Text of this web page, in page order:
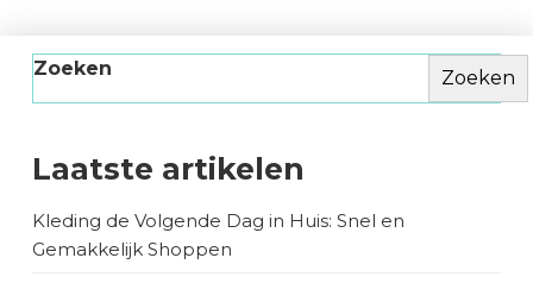
Zoeken Zoeken
Laatste artikelen
Kleding de Volgende Dag in Huis: Snel en
Gemakkelijk Shoppen